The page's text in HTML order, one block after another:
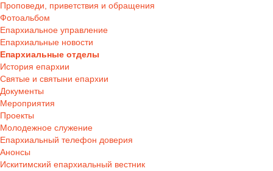
Проповеди, приветствия и обращения
Фотоальбом
Епархиальное управление
Епархиальные новости
Епархиальные отделы
История епархии
Святые и святыни епархии
Документы
Мероприятия
Проекты
Молодежное служение
Епархиальный телефон доверия
Анонсы
Искитимский епархиальный вестник